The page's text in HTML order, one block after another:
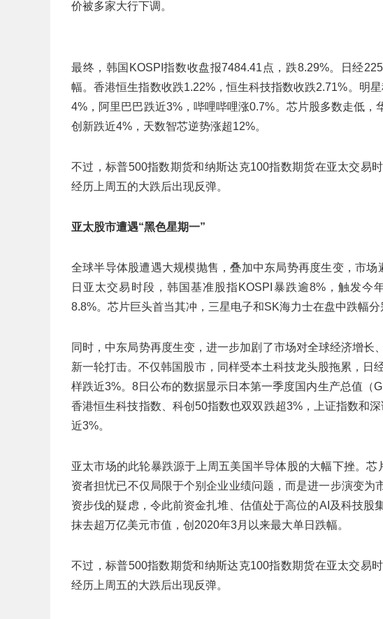
价被多家大行下调。
最终，韩国KOSPI指数收盘报7484.41点，跌8.29%。日经
幅。香港恒生指数收跌1.22%，恒生科技指数收跌2.71%。明
4%，阿里巴巴跌近3%，哔哩哔哩涨0.7%。芯片股多数走低，
创新跌近4%，天数智芯逆势涨超12%。
不过，标普500指数期货和纳斯达克100指数期货在亚太交易
经历上周五的大跌后出现反弹。
亚太股市遭遇“黑色星期一”
全球半导体股遭遇大规模抛售，叠加中东局势再度生变，市
日亚太交易时段，韩国基准股指KOSPI暴跌逾8%，触发今
8.8%。芯片巨头首当其冲，三星电子和SK海力士在盘中跌幅分
同时，中东局势再度生变，进一步加剧了市场对全球经济增长
新一轮打击。不仅韩国股市，同样受本土科技龙头股拖累，日
样跌近3%。8日公布的数据显示日本第一季度国内生产总值（
香港恒生科技指数、科创50指数也双双跌超3%，上证指数和
近3%。
亚太市场的此轮暴跌源于上周五美国半导体股的大幅下挫。
资者担忧已不仅局限于个别企业业绩问题，而是进一步演变为
资步伐的疑虑，令此前资金扎堆、估值处于高位的AI及科技股
抹去超万亿美元市值，创2020年3月以来最大单日跌幅。
不过，标普500指数期货和纳斯达克100指数期货在亚太交易
经历上周五的大跌后出现反弹。